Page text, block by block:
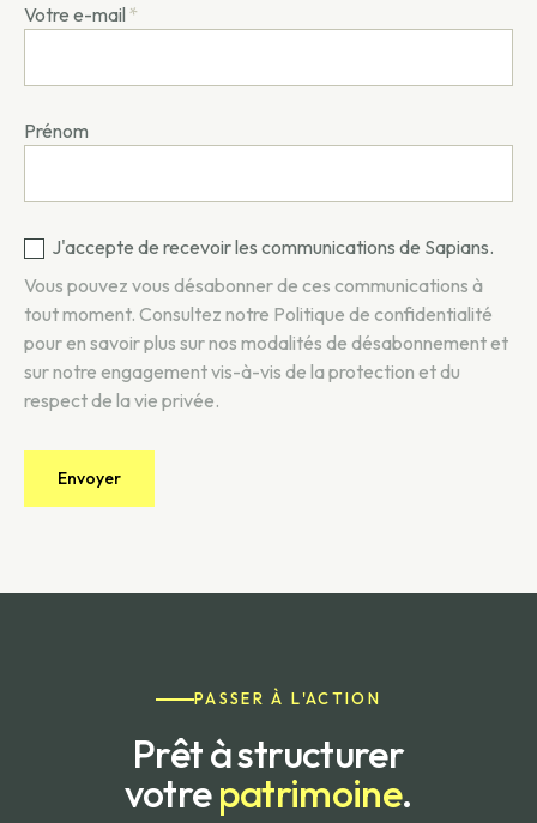
Votre e-mail *
Prénom
J'accepte de recevoir les communications de Sapians.
Vous pouvez vous désabonner de ces communications à
tout moment. Consultez notre Politique de confidentialité
pour en savoir plus sur nos modalités de désabonnement et
sur notre engagement vis-à-vis de la protection et du
respect de la vie privée.
PASSER À L'ACTION
Prêt à structurer
votrepatrimoine.